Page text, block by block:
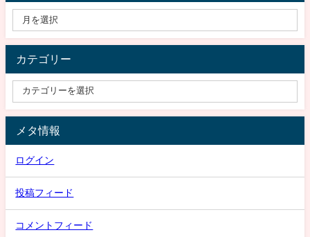
カテゴリー
メタ情報
ログイン
投稿フィード
コメントフィード